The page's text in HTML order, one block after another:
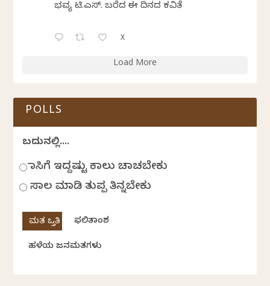
ಭವ್ಯ ಟಿ.ಎಸ್. ಬರೆದ ಈ ದಿನದ ಕವಿತೆ
X
Load More
POLLS
ಬದುಕಿನಲ್ಲಿ....
ಹಾಸಿಗೆ ಇದ್ದಷ್ಟು ಕಾಲು ಚಾಚಬೇಕು
ಸಾಲ ಮಾಡಿ ತುಪ್ಪ ತಿನ್ನಬೇಕು
ಫಲಿತಾಂಶ
ಹಳೆಯ ಜನಮತಗಳು